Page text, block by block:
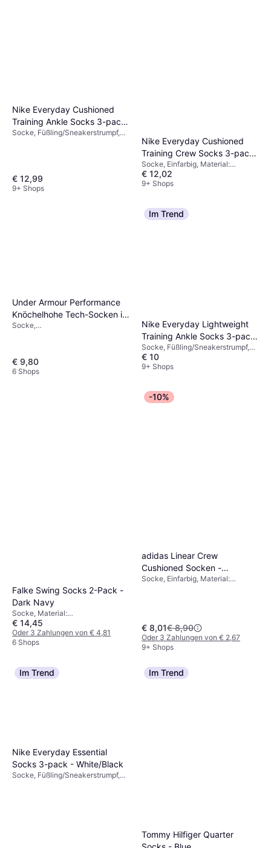
Nike Everyday Cushioned
Training Ankle Socks 3-pack
- White/Black
Socke, Füßling/Sneakerstrumpf,
€ 12,99
9+ Shops
Nike Everyday Cushioned
Training Crew Socks 3-pack
Unisex - Black/White
Socke, Einfarbig, Material:
Polyester, Nylon,
Elastan/Lycra/Spandex,
€ 12,02
9+ Shops
Under Armour Performance
Knöchelhohe Tech-Socken im
3er-Pack Mod Grau Weiß Jet
Socke,
Feuchtigkeitsabweisend,
Langlebig, Atmungsaktiv
€ 9,80
6 Shops
Im Trend
Nike Everyday Lightweight
Training Ankle Socks 3-pack
- Black/White
Socke, Füßling/Sneakerstrumpf,
Einfarbig, Material: Polyester,
Elastan/Lycra/Spandex,
€ 10
9+ Shops
Falke Swing Socks 2-Pack -
Dark Navy
Socke, Material:
Elastan/Lycra/Spandex, Polyamid,
Baumwolle
€ 14,45
Oder 3 Zahlungen von € 4,81
6 Shops
-10%
adidas Linear Crew
Cushioned Socken -
White/Black
Socke, Einfarbig, Material:
€ 8,01€ 8,90
Oder 3 Zahlungen von € 2,67
9+ Shops
Im Trend
Nike Everyday Essential
Socks 3-pack - White/Black
Socke, Füßling/Sneakerstrumpf,
Im Trend
Tommy Hilfiger Quarter